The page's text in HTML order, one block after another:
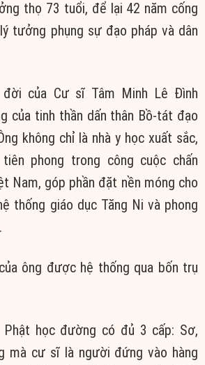
thọ 73 tuổi, để lại 42 năm cống
tưởng phụng sự đạo pháp và dân
đời của Cư sĩ Tâm Minh Lê Đình
của tinh thần dấn thân Bồ-tát đạo
không chỉ là nhà y học xuất sắc,
phong trong công cuộc chấn
Nam, góp phần đặt nền móng cho
thống giáo dục Tăng Ni và phong
ông được hệ thống qua bốn trụ
Phật học đường có đủ 3 cấp: Sơ,
mà cư sĩ là người đứng vào hàng